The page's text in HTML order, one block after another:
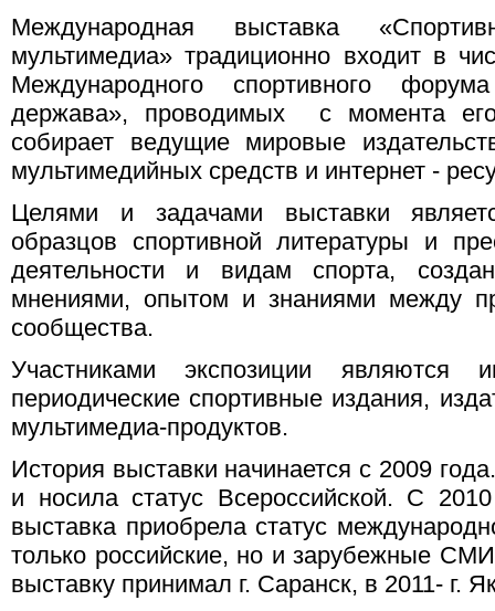
Международная выставка
мультимедиа» традиционно входит в
Международного спортивного
держава», проводимых с момента
собирает ведущие мировые
мультимедийных средств и интернет -
Целями и задачами выставки
образцов спортивной литературы и
деятельности и видам спорта,
мнениями, опытом и знаниями между
сообщества.
Участниками экспозиции являются
периодические спортивные издания,
мультимедиа-продуктов.
История выставки начинается с 2009
и носила статус Всероссийской. С
выставка приобрела статус
только российские, но и зарубежные
выставку принимал г. Саранск, в 2011- г.